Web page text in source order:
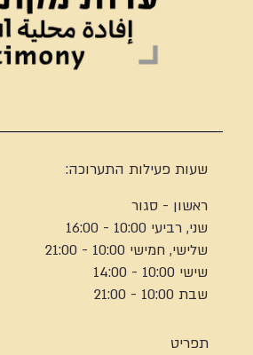
שעות פעילות התערוכה:
ראשון - סגור
שני, רביעי 10:00 - 16:00
שלישי, חמישי 10:00 - 21:00
שישי 10:00 - 14:00
שבת 10:00 - 21:00
תפריט